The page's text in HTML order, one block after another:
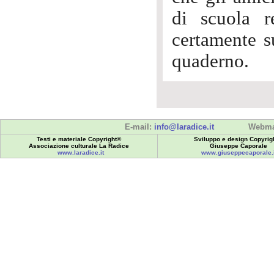
di scuola
certamente
quaderno.
E-mail: info@laradice.it
Testi e materiale Copyright©
Associazione culturale La Radice
www.laradice.it
Sviluppo e design
Giuseppe Caporale